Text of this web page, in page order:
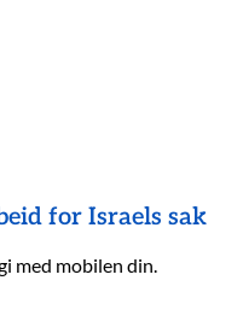
for Israels sak
med mobilen din.